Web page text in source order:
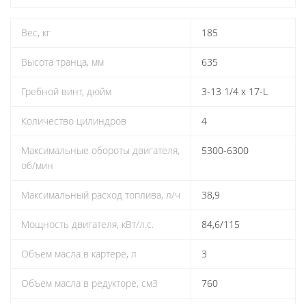
Вес, кг 185
Высота транца, мм 635
Гребной винт, дюйм 3-13 1/4 x 17-L
Количество цилиндров 4
Максимальные обороты двигателя,
об/мин
5300-6300
Максимальный расход топлива, л/ч 38,9
Мощность двигателя, кВт/л.с. 84,6/115
Объем масла в картере, л 3
Объем масла в редукторе, см3 760